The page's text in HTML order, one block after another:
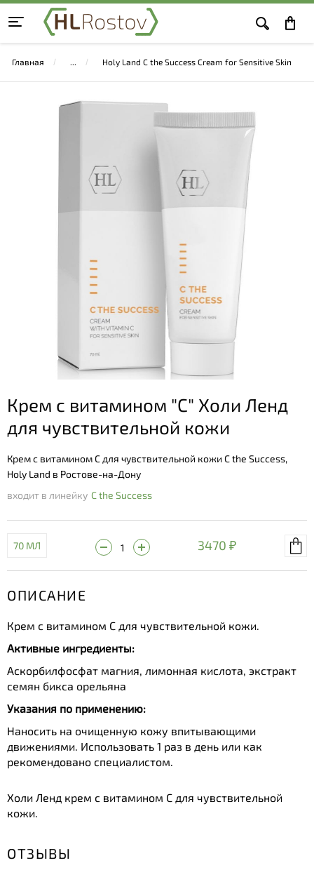
Главная Holy Land C the Success Cream for Sensitive Skin
Крем с витамином "C" Холи Ленд
для чувствительной кожи
Крем с витамином C для чувствительной кожи C the Success,
Holy Land в Ростове-на-Дону
входит в линейку C the Success
70 МЛ 3470 ₽
ОПИСАНИЕ
Крем с витамином C для чувствительной кожи.
Активные ингредиенты:
Аскорбилфосфат магния, лимонная кислота, экстракт
семян бикса орельяна
Указания по применению:
Наносить на очищенную кожу впитывающими
движениями. Использовать 1 раз в день или как
рекомендовано специалистом.
Холи Ленд крем с витамином C для чувствительной
кожи.
ОТЗЫВЫ